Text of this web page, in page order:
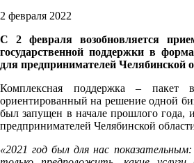
2 февраля 2022
С 2 февраля возобновляется
государственной поддержки в
для предпринимателей Челябинской
Комплексная поддержка – пакет
ориентированный на решение одной
был запущен в начале прошлого года,
предпринимателей Челябинской
«2021 год был для нас